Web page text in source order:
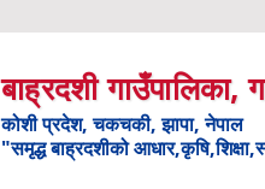
बाह्रदशी गाउँपालिका,
कोशी प्रदेश, चकचकी, झापा, नेपाल
"समृद्ध बाह्रदशीको